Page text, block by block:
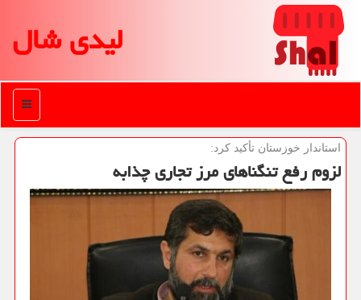
لیدی شال
منو
استاندار خوزستان تأكید كرد:
لزوم رفع تنگناهای مرز تجاری چذابه